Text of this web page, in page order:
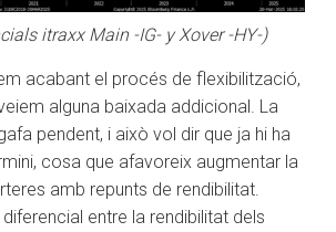
itraxx Main -IG- y Xover -HY-)
acabant el procés de flexibilització,
alguna baixada addicional. La
pendent, i això vol dir que ja hi ha
cosa que afavoreix augmentar la
amb repunts de rendibilitat.
diferencial entre la rendibilitat dels